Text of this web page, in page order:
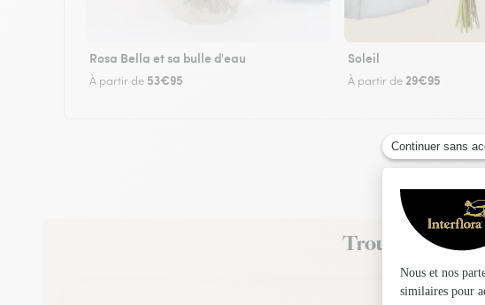
Rosa Bella et sa bulle d'eau
À partir de 53€95
Soleil
À partir de 29€95
Trouvez un